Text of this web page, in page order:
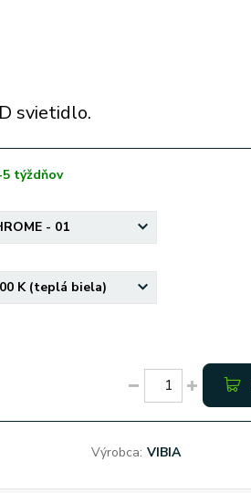
svietidlo.
týždňov
Výrobca: VIBIA